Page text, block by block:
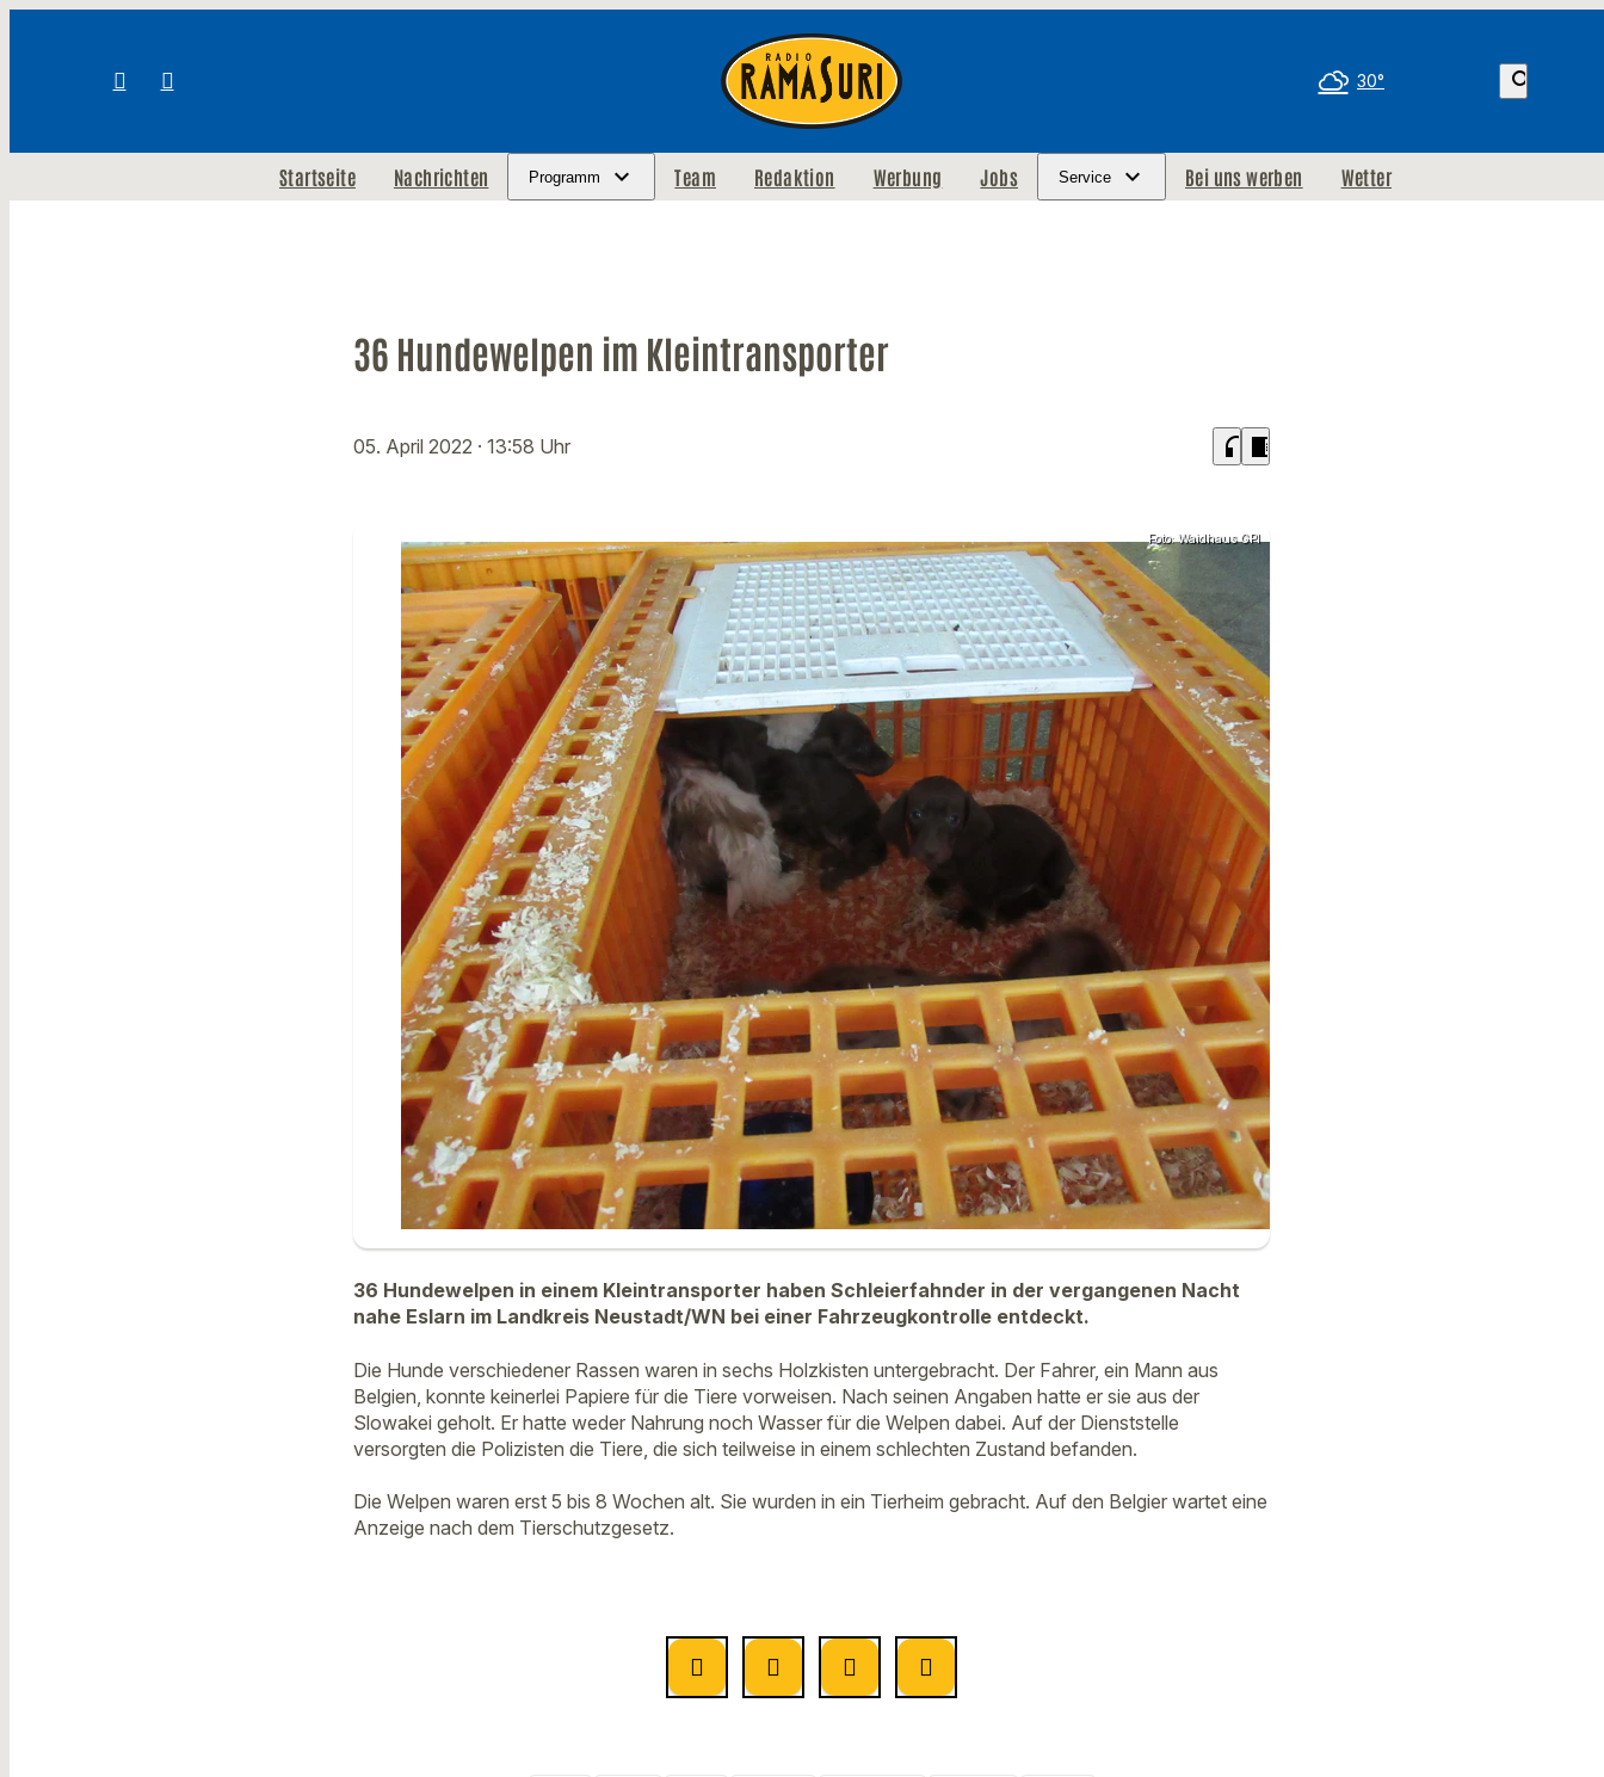
30° search
Startseite Nachrichten Programm Team Redaktion Werbung Jobs Service Bei uns werben Wetter
36 Hundewelpen im Kleintransporter
05. April 2022 · 13:58 Uhr headphones chrome_reader_mode
Foto: Waidhaus GPI
36 Hundewelpen in einem Kleintransporter haben Schleierfahnder in der vergangenen Nacht
nahe Eslarn im Landkreis Neustadt/WN bei einer Fahrzeugkontrolle entdeckt.
Die Hunde verschiedener Rassen waren in sechs Holzkisten untergebracht. Der Fahrer, ein Mann aus
Belgien, konnte keinerlei Papiere für die Tiere vorweisen. Nach seinen Angaben hatte er sie aus der
Slowakei geholt. Er hatte weder Nahrung noch Wasser für die Welpen dabei. Auf der Dienststelle
versorgten die Polizisten die Tiere, die sich teilweise in einem schlechten Zustand befanden.
Die Welpen waren erst 5 bis 8 Wochen alt. Sie wurden in ein Tierheim gebracht. Auf den Belgier wartet eine
Anzeige nach dem Tierschutzgesetz.